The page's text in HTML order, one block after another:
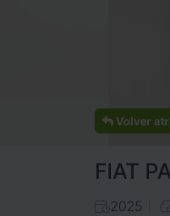
Volver
FIAT
2025